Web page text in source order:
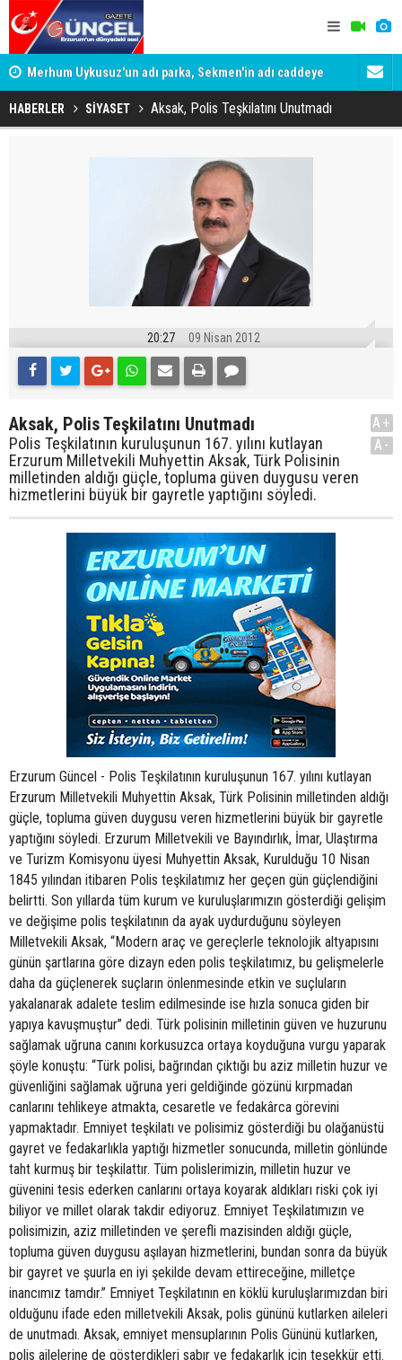
Merhum Uykusuz'un adı parka, Sekmen'in adı caddeye
verildi
HABERLER SİYASET Aksak, Polis Teşkilatını Unutmadı
20:27 09 Nisan 2012
Aksak, Polis Teşkilatını Unutmadı
Polis Teşkilatının kuruluşunun 167. yılını kutlayan
Erzurum Milletvekili Muhyettin Aksak, Türk Polisinin
milletinden aldığı güçle, topluma güven duygusu veren
hizmetlerini büyük bir gayretle yaptığını söyledi.
A+
A-
Erzurum Güncel - Polis Teşkilatının kuruluşunun 167. yılını kutlayan
Erzurum Milletvekili Muhyettin Aksak, Türk Polisinin milletinden aldığı
güçle, topluma güven duygusu veren hizmetlerini büyük bir gayretle
yaptığını söyledi. Erzurum Milletvekili ve Bayındırlık, İmar, Ulaştırma
ve Turizm Komisyonu üyesi Muhyettin Aksak, Kurulduğu 10 Nisan
1845 yılından itibaren Polis teşkilatımız her geçen gün güçlendiğini
belirtti. Son yıllarda tüm kurum ve kuruluşlarımızın gösterdiği gelişim
ve değişime polis teşkilatının da ayak uydurduğunu söyleyen
Milletvekili Aksak, “Modern araç ve gereçlerle teknolojik altyapısını
günün şartlarına göre dizayn eden polis teşkilatımız, bu gelişmelerle
daha da güçlenerek suçların önlenmesinde etkin ve suçluların
yakalanarak adalete teslim edilmesinde ise hızla sonuca giden bir
yapıya kavuşmuştur” dedi. Türk polisinin milletinin güven ve huzurunu
sağlamak uğruna canını korkusuzca ortaya koyduğuna vurgu yaparak
şöyle konuştu: “Türk polisi, bağrından çıktığı bu aziz milletin huzur ve
güvenliğini sağlamak uğruna yeri geldiğinde gözünü kırpmadan
canlarını tehlikeye atmakta, cesaretle ve fedakârca görevini
yapmaktadır. Emniyet teşkilatı ve polisimiz gösterdiği bu olağanüstü
gayret ve fedakarlıkla yaptığı hizmetler sonucunda, milletin gönlünde
taht kurmuş bir teşkilattır. Tüm polislerimizin, milletin huzur ve
güvenini tesis ederken canlarını ortaya koyarak aldıkları riski çok iyi
biliyor ve millet olarak takdir ediyoruz. Emniyet Teşkilatımızın ve
polisimizin, aziz milletinden ve şerefli mazisinden aldığı güçle,
topluma güven duygusu aşılayan hizmetlerini, bundan sonra da büyük
bir gayret ve şuurla en iyi şekilde devam ettireceğine, milletçe
inancımız tamdır.” Emniyet Teşkilatının en köklü kuruluşlarımızdan biri
olduğunu ifade eden milletvekili Aksak, polis gününü kutlarken aileleri
de unutmadı. Aksak, emniyet mensuplarının Polis Gününü kutlarken,
polis ailelerine de gösterdikleri sabır ve fedakarlık için teşekkür etti.